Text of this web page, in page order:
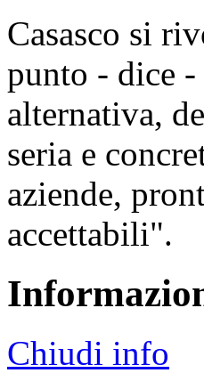
Casasco si
punto - dice
alternativa,
seria e
aziende,
accettabili".
Chiudi info